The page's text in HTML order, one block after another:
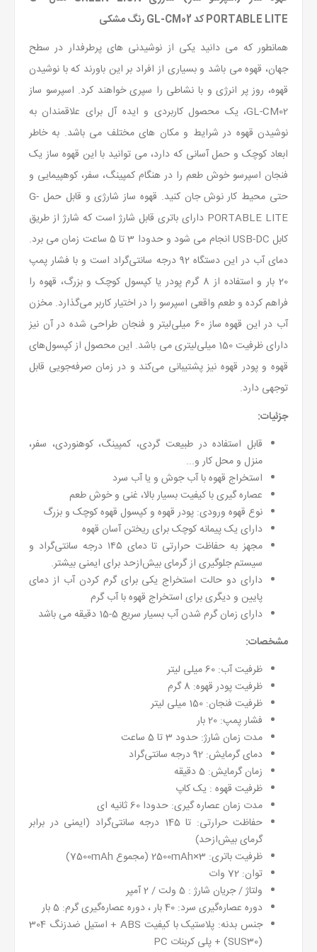
PORTABLE LITE کد GL-CM02 رنگ مشکی
همانطور که می دانید یکی از نوشیدنی های پرطرفدار در سطح
جهان، قهوه می باشد و بسیاری از افراد بر این باورند که با نوشیدن
قهوه، روز پر انرژی و با نشاطی را سپری خواهند کرد. اسپرسو ساز
GL-CM02، یک محصول کاربردی و ایده آل برای علاقمندان به
نوشیدن قهوه در شرایط و مکان های مختلف می باشد. به خاطر
ابعاد کوچک و حمل آسانی که دارد، می توانید با این قهوه ساز یک
فنجان اسپرسو خوش طعم را در هنگام کمپینگ، سفر، کوهپیمایی و
حتی محیط کار نوش جان کنید. قهوه ساز شارژی و قابل حمل G-
PORTABLE LITE دارای باتری قابل شارژ است که شارژ از طریق
کابل USB-DC انجام می شود و حدودا 3 تا 5 ساعت زمان می برد.
دمای آب در این دستگاه 92 درجه سانتی‌گراد است و با فشار پمپ
20 بار و استفاده از 8 گرم پودر یا کپسول کوچک و بزرگ، قهوه را
فراهم کرده و طعم واقعی اسپرسو را در اختیار کاربر می‌گذارد. مخزن
آب در این قهوه ساز 60 میلی‌لیتر و فنجان طراحی شده در آن نیز
دارای ظرفیت 150 میلی‌لیتری می باشد. این محصول از کپسول‌های
قهوه و پودر قهوه نیز پشتیبانی می‌کند و در زمان صرفه‌جویی قابل
توجهی دارد.
جزئیات:
قابل استفاده در طبیعت گردی، کمپینگ، کوهنوردی، سفر،
منزل و محل کار و...
استخراج قهوه با آب جوش و یا آب سرد
عصاره گیری با کیفیت بسیار بالا، غنی و خوش طعم
نوع قهوه ورودی: پودر قهوه و کپسول قهوه کوچک و بزرگ
دارای یک پیمانه کوچک برای ریختن آسان قهوه
مجهز به حفاظت حرارتی تا دمای ۱۴۵ درجه سانتی‌گراد و
سیستم جلوگیری از گرمای بیش‌ازحد برای ایمنی بیشتر.
دارای دو حالت استخراج یکی برای گرم کردن آب از دمای
پایین و دیگری برای استخراج قهوه با آب گرم
دارای زمان گرم شدن آب بسیار سریع 5-15 دقیقه می باشد
مشخصات:
ظرفیت آب: 60 میلی لیتر
ظرفیت پودر قهوه: 8 گرم
ظرفیت فنجان: 150 میلی لیتر
فشار پمپ: 20 بار
مدت زمان شارژ: حدود 3 تا 5 ساعت
دمای گرمایش: 92 درجه سانتی‌گراد
زمان گرمایش: 5 دقیقه
ظرفیت قهوه : یک کاپ
مدت زمان عصاره گیری: حدودا 60 ثانیه ای
حفاظت حرارتی: تا 145 درجه سانتی‌گراد (ایمنی در برابر
گرمای بیش‌ازحد)
ظرفیت باتری: 3×2500mAh (مجموع 7500mAh)
توان: 72 وات
ولتاژ / جریان شارژ : 5 ولت / 2 آمپر
دوره عصاره‌گیری سرد: 40 بار ، دوره عصاره‌گیری گرم: 5 بار
جنس بدنه: پلاستیک با کیفیت ABS + استیل ضدزنگ 304
(SUS30) + پلی کربنات PC